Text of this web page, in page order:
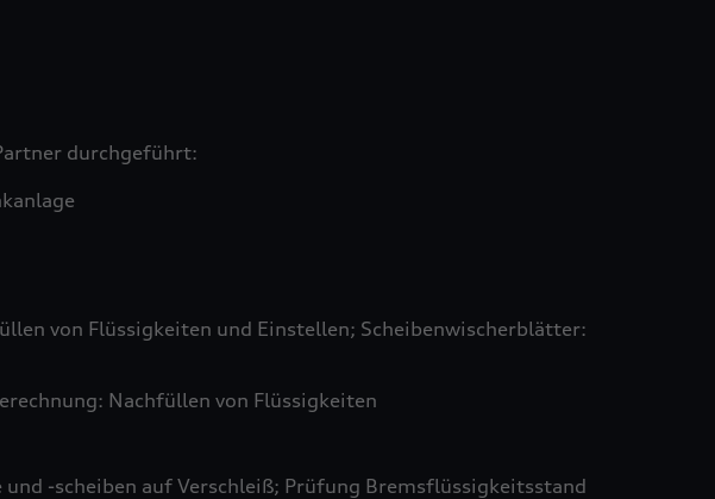
durchgeführt:
von Flüssigkeiten und Einstellen; Scheibenwischerblätter:
Nachfüllen von Flüssigkeiten
-scheiben auf Verschleiß; Prüfung Bremsflüssigkeitsstand